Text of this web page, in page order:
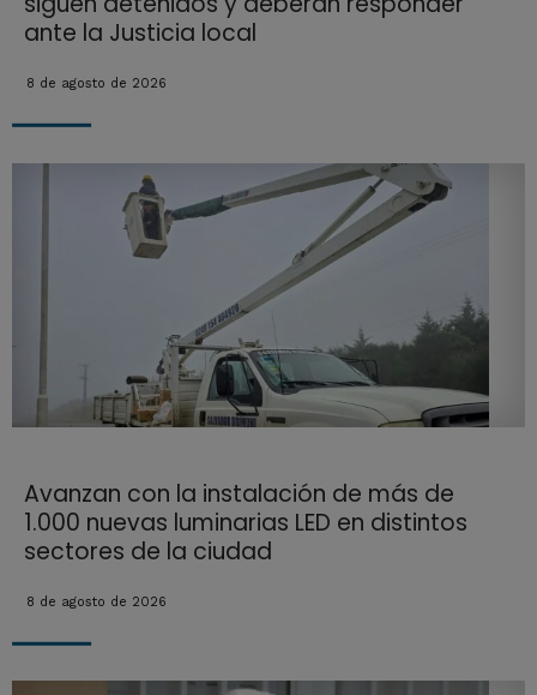
ante la Justicia local
8 de agosto de 2026
Avanzan con la instalación de más de
1.000 nuevas luminarias LED en distintos
sectores de la ciudad
8 de agosto de 2026